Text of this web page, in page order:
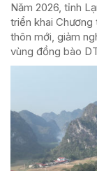
Năm 2026, tỉnh
triển khai
thôn mới, giảm
vùng đồng bào